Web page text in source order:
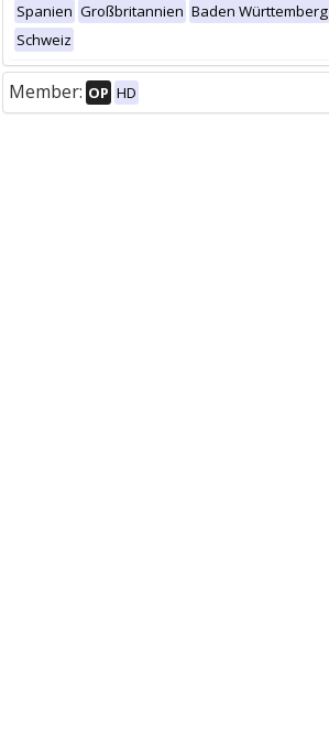
Spanien Großbritannien Baden Württemberg
Schweiz
Member: OP HD